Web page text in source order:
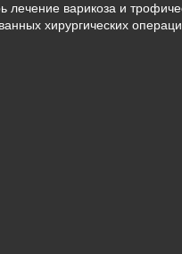
лечение варикоза и
хирургических